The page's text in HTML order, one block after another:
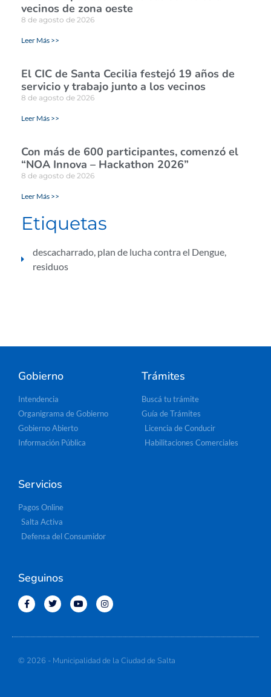
vecinos de zona oeste
8 de agosto de 2026
Leer Más >>
El CIC de Santa Cecilia festejó 19 años de
servicio y trabajo junto a los vecinos
8 de agosto de 2026
Leer Más >>
Con más de 600 participantes, comenzó el
“NOA Innova – Hackathon 2026”
8 de agosto de 2026
Leer Más >>
Etiquetas
descacharrado plan de lucha contra el Dengue
residuos
Gobierno
Intendencia
Organigrama de Gobierno
Gobierno Abierto
Información Pública
Trámites
Buscá tu trámite
Guía de Trámites
Licencia de Conducir
Habilitaciones Comerciales
Servicios
Pagos Online
Salta Activa
Defensa del Consumidor
Seguinos
© 2026 - Municipalidad de la Ciudad de Salta